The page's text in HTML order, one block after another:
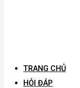
TRANG CHỦ
HỎI ĐÁP